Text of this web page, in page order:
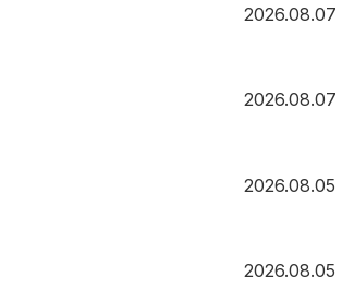
2026.08.07
2026.08.07
2026.08.05
2026.08.05